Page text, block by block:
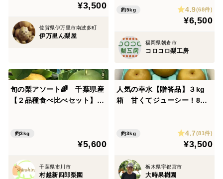
¥3,500
佐賀県伊万里市南波多町
伊万里ん梨屋
が、味は贈答用とほとんど変
わりません。おすそ分けやご
ト】
約5kg 4.9(68件)
¥6,500
福岡県朝倉市
コロコロ梨工房
旬の梨アソート🌈 千葉県産
【２品種食べ比べセット】3
約3kg
¥5,600
千葉県市川市
村越新四郎梨園
人気の幸水【贈答品】３kg
箱 甘くてジューシー！8月
約3kg 4.7(81件)
¥3,500
栃木県宇都宮市
大時果樹園